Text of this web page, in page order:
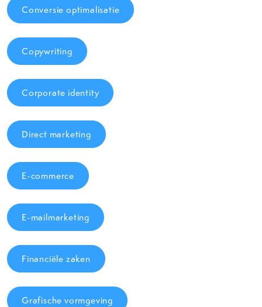
Conversie optimalisatie
Copywriting
Corporate identity
Direct marketing
E-commerce
E-mailmarketing
Financiële zaken
Grafische vormgeving